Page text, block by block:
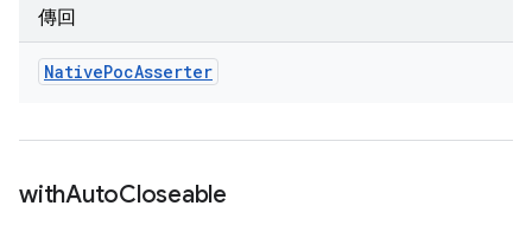
傳回
NativePocAsserter
withAutoCloseable